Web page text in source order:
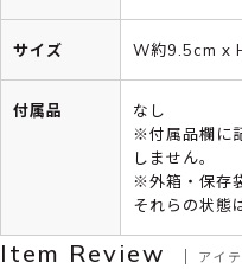
サイズ W約9.5cm x
付属品
なし
※付属品欄に
しません。
※外箱・保存
それらの状態
Item Review アイ